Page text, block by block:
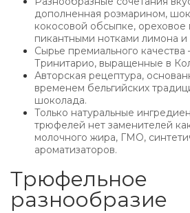
дополненная розмарином,
кокосовой обсыпке, ореховое
пикантными нотками лимона и
Сырье премиального
Тринитарио, выращенные в
Авторская рецептура,
временем бельгийских
шоколада.
Только натуральные
трюфелей нет заменителей
молочного жира, ГМО,
ароматизаторов.
Трюфельное
разнообразие